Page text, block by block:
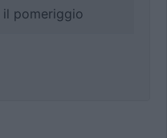
pomeriggio